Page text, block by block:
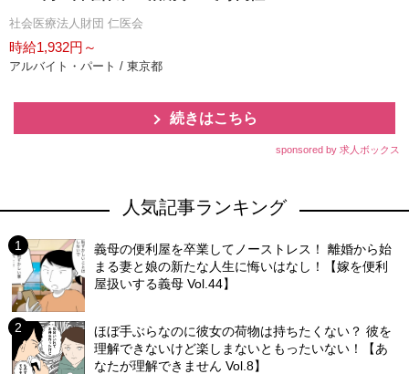
社会医療法人財団 仁医会
時給1,932円～
アルバイト・パート / 東京都
続きはこちら
sponsored by 求人ボックス
人気記事ランキング
義母の便利屋を卒業してノーストレス！ 離婚から始
まる妻と娘の新たな人生に悔いはなし！【嫁を便利
屋扱いする義母 Vol.44】
ほぼ手ぶらなのに彼女の荷物は持ちたくない？ 彼を
理解できないけど楽しまないともったいない！【あ
なたが理解できません Vol.8】